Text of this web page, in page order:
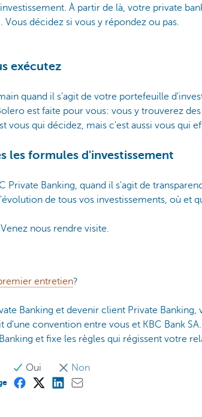
À partir de là, votre private
décidez si vous y répondez ou pas.
exécutez
quand il s’agit de votre portefeuille
est faite pour vous: vous y trouverez
vous qui décidez, mais c'est aussi vous qui
les formules d'investissement
Private Banking, quand il s'agit de
de tous vos investissements, où et
nous rendre visite.
entretien?
Banking et devenir client Private Banking,
convention entre vous et KBC Bank
et fixe les règles qui régissent votre
Oui Non